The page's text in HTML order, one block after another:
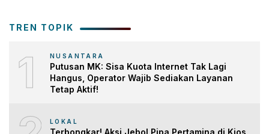
TREN TOPIK
1 NUSANTARA
Putusan MK: Sisa Kuota Internet Tak Lagi
Hangus, Operator Wajib Sediakan Layanan
Tetap Aktif!
LOKAL
Terbongkar! Aksi Jebol Pipa Pertamina di Kios